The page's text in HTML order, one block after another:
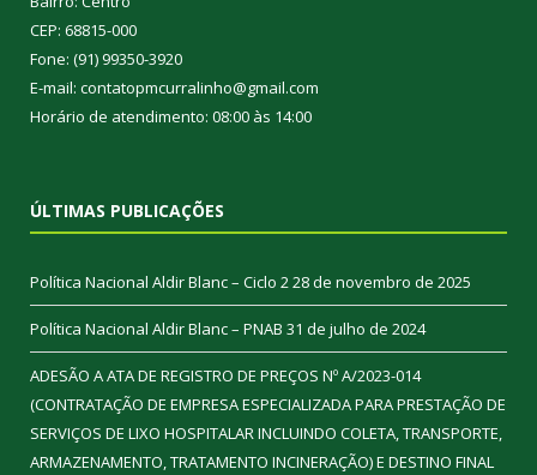
CEP: 68815-000
Fone: (91) 99350-3920
E-mail: contatopmcurralinho@gmail.com
Horário de atendimento: 08:00 às 14:00
ÚLTIMAS PUBLICAÇÕES
Política Nacional Aldir Blanc – Ciclo 228 de novembro de 2025
Política Nacional Aldir Blanc – PNAB 31 de julho de 2024
ADESÃO A ATA DE REGISTRO DE PREÇOS Nº A/2023-014
(CONTRATAÇÃO DE EMPRESA ESPECIALIZADA PARA PRESTAÇÃO DE
SERVIÇOS DE LIXO HOSPITALAR INCLUINDO COLETA, TRANSPORTE,
ARMAZENAMENTO, TRATAMENTO INCINERAÇÃO) E DESTINO FINAL